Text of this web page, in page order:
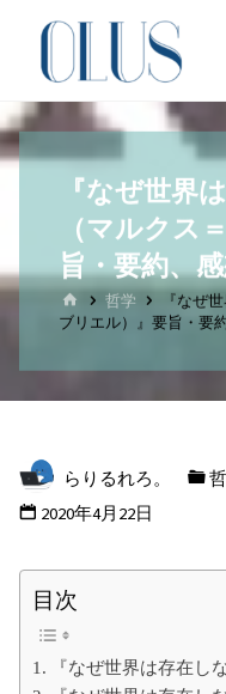
ン
ツ
ッ
『なぜ世界
（マルクス
旨・要約、
ホ
ー
哲学
『なぜ
ブリエル）』要旨・要
らりるれろ。
2020年4月22日
目次
『なぜ世界は存在し